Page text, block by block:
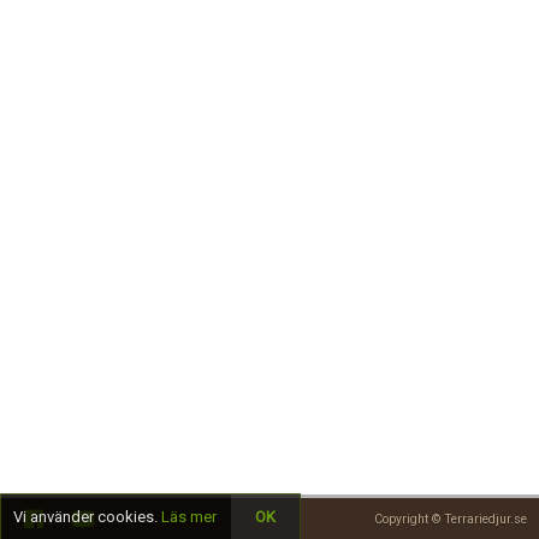
Copyright © Terrariedjur.se
Vi använder cookies. Läs mer OK